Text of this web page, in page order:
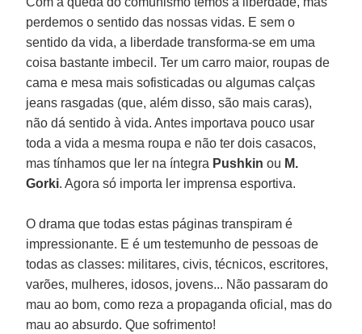
perdemos o sentido das nossas vidas. E sem o
sentido da vida, a liberdade transforma-se em uma
coisa bastante imbecil. Ter um carro maior, roupas de
cama e mesa mais sofisticadas ou algumas calças
jeans rasgadas (que, além disso, são mais caras),
não dá sentido à vida. Antes importava pouco usar
toda a vida a mesma roupa e não ter dois casacos,
mas tínhamos que ler na íntegra Pushkin ou M.
Gorki. Agora só importa ler imprensa esportiva.
O drama que todas estas páginas transpiram é
impressionante. E é um testemunho de pessoas de
todas as classes: militares, civis, técnicos, escritores,
varões, mulheres, idosos, jovens... Não passaram do
mau ao bom, como reza a propaganda oficial, mas do
mau ao absurdo. Que sofrimento!